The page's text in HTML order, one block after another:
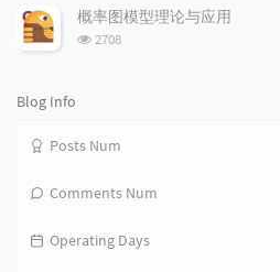
s
次
数:
概率图模型理论与应用
浏
2708
Blog Info
Posts Num
Comments Num
Operating Days